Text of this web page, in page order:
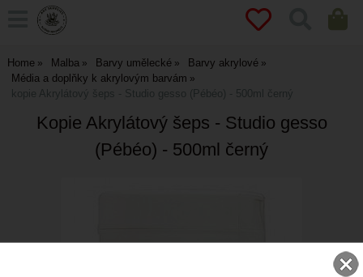
Home Malba Barvy umělecké
Barvy akrylové
Média a doplňky k akrylovým barvám
kopie Akrylátový šeps - Studio gesso (Pébéo) - 500ml černý
Kopie Akrylátový šeps - Studio gesso
(Pébéo) - 500ml černý